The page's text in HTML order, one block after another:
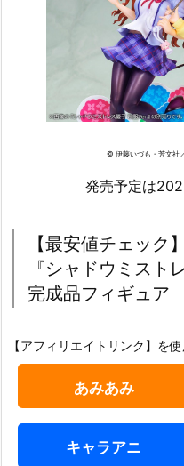
© 伊藤いづも・芳文社
発売予定は
【最安値チェック
『シャドウミスト
完成品フィギュア
【アフィリエイトリンク】を
あみあみ
キャラアニ